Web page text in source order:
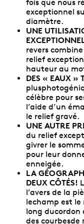
fois que nous
exceptionnel
diamètre.
UNE
revers
relief
hauteur au
DES « EAUX »
célèbre pour
l’aide d’un
le relief gravé.
UNE AUTRE
du relief
givrer le
pour leur
enneigée.
LA
DEUX CÔTÉS!
l’avers de la
lechamp est
long ducordon
des